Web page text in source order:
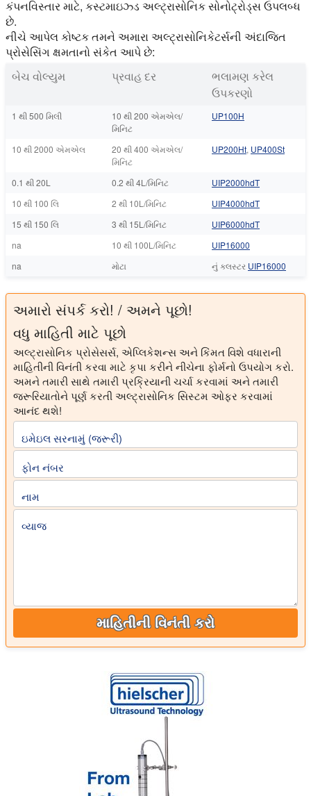
કંપનવિસ્તાર માટે, કસ્ટમાઇઝ્ડ અલ્ટ્રાસોનિક સોનોટ્રોડ્સ ઉપલબ્ધ
છે.
નીચે આપેલ કોષ્ટક તમને અમારા અલ્ટ્રાસોનિકેટર્સની અંદાજિત
પ્રોસેસિંગ ક્ષમતાનો સંકેત આપે છે:
બેચ વોલ્યુમ
પ્રવાહ દર
ભલામણ કરેલ
ઉપકરણો
1 થી 500 મિલી
10 થી 200 એમએલ/
મિનિટ
UP100H
10 થી 2000 એમએલ
20 થી 400 એમએલ/
મિનિટ
UP200Ht, UP400St
0.1 થી 20L 0.2 થી 4L/મિનિટ
UIP2000hdT
10 થી 100 લિ
2 થી 10L/મિનિટ
UIP4000hdT
15 થી 150 લિ
3 થી 15L/મિનિટ
UIP6000hdT
na
10 થી 100L/મિનિટ
UIP16000
na
મોટા નું ક્લસ્ટર UIP16000
અમારો સંપર્ક કરો! / અમને પૂછો!
વધુ માહિતી માટે પૂછો
અલ્ટ્રાસોનિક પ્રોસેસર્સ, એપ્લિકેશન્સ અને કિંમત વિશે વધારાની
માહિતીની વિનંતી કરવા માટે કૃપા કરીને નીચેના ફોર્મનો ઉપયોગ કરો.
અમને તમારી સાથે તમારી પ્રક્રિયાની ચર્ચા કરવામાં અને તમારી
જરૂરિયાતોને પૂર્ણ કરતી અલ્ટ્રાસોનિક સિસ્ટમ ઓફર કરવામાં
આનંદ થશે!
ઇમેઇલ સરનામું (જરૂરી)
ફોન નંબર
નામ
વ્યાજ
માહિતીની વિનંતી કરો